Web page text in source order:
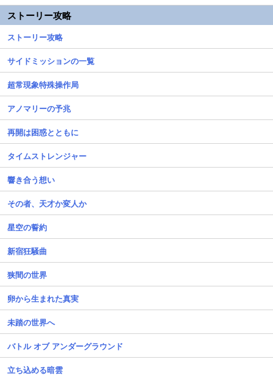
ストーリー攻略
ストーリー攻略
サイドミッションの一覧
超常現象特殊操作局
アノマリーの予兆
再開は困惑とともに
タイムストレンジャー
響き合う想い
その者、天才か変人か
星空の誓約
新宿狂騒曲
狭間の世界
卵から生まれた真実
未踏の世界へ
バトル オブ アンダーグラウンド
立ち込める暗雲